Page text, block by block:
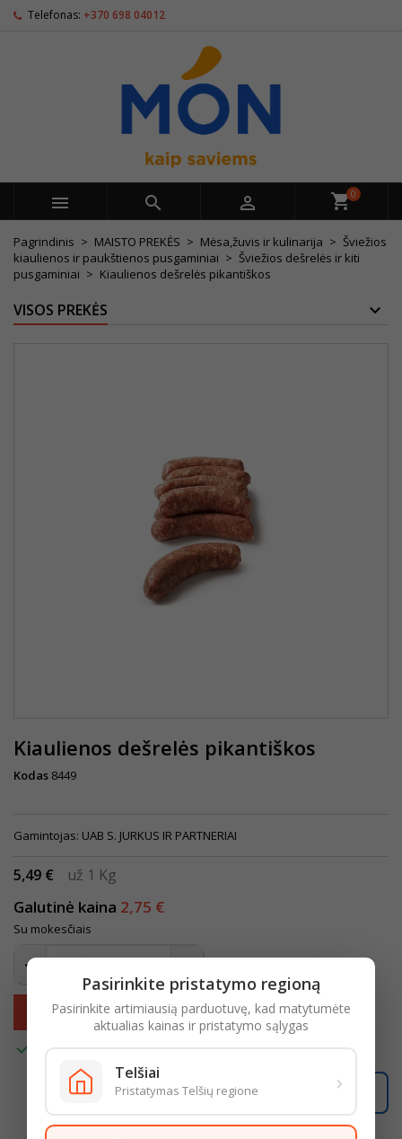
Telefonas: +370 698 04012
   0
Pagrindinis MAISTO PREKĖS Mėsa,žuvis ir kulinarija
Šviežios
kiaulienos ir paukštienos pusgaminiai
Šviežios dešrelės ir kiti
pusgaminiai
Kiaulienos dešrelės pikantiškos
VISOS PREKĖS
Kiaulienos dešrelės pikantiškos
Kodas 8449
Gamintojas: UAB S. JURKUS IR PARTNERIAI
5,49 € už 1 Kg
Galutinė kaina 2,75 €
Su mokesčiais
Įdėti į krepšelį

Užsakymus, gautus po16:00 , pristatysime
Pasirinkite pristatymo regioną
Pasirinkite artimiausią parduotuvę, kad matytumėte
aktualias kainas ir pristatymo sąlygas
Telšiai
Pristatymas Telšių regione ›